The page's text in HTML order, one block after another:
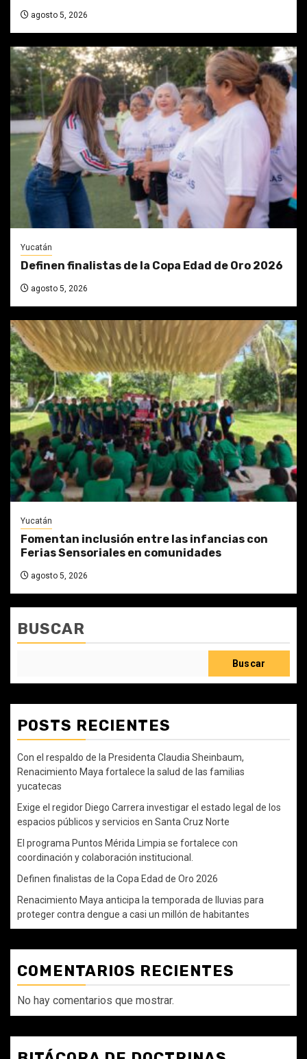
agosto 5, 2026
Yucatán
Definen finalistas de la Copa Edad de Oro 2026
agosto 5, 2026
Yucatán
Fomentan inclusión entre las infancias con
Ferias Sensoriales en comunidades
agosto 5, 2026
BUSCAR
Buscar
POSTS RECIENTES
Con el respaldo de la Presidenta Claudia Sheinbaum,
Renacimiento Maya fortalece la salud de las familias
yucatecas
Exige el regidor Diego Carrera investigar el estado legal de los
espacios públicos y servicios en Santa Cruz Norte
El programa Puntos Mérida Limpia se fortalece con
coordinación y colaboración institucional.
Definen finalistas de la Copa Edad de Oro 2026
Renacimiento Maya anticipa la temporada de lluvias para
proteger contra dengue a casi un millón de habitantes
COMENTARIOS RECIENTES
No hay comentarios que mostrar.